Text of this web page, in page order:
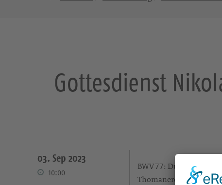
Gottesdienst
03. Sep 2023
10:00
BWV 77: Du sollt Gott,
Thomanerchor Leipzig,